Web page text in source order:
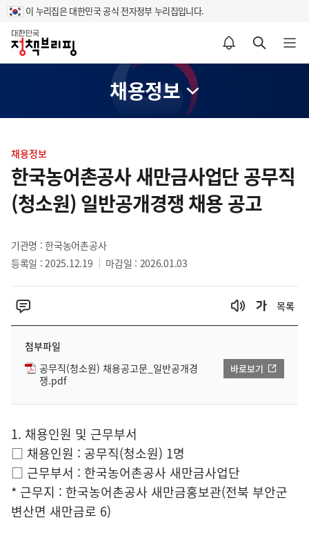
이 누리집은 대한민국 공식 전자정부 누리집입니다.
홈
알림설정 바로가기 검색 바로가기 메뉴 열기
채용정보
텐
츠
영
역
채용정보
한국농어촌공사 새만금사업단 공무직
(청소원) 일반공개경쟁 채용 공고
기관명 : 한국농어촌공사
등록일 : 2025.12.19
마감일 : 2026.01.03
목록
첨부파일
공무직(청소원) 채용공고문_일반공개경
쟁.pdf
바로보기
1. 채용인원 및 근무부서
□ 채용인원 : 공무직(청소원) 1명
□ 근무부서 : 한국농어촌공사 새만금사업단
* 근무지 : 한국농어촌공사 새만금홍보관(전북 부안군
변산면 새만금로 6)